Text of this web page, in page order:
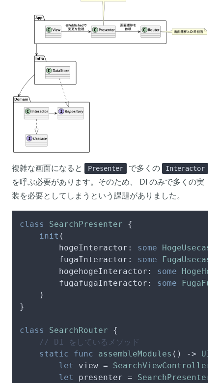
複雑な画面になると Presenter で多くの Interactor
を呼ぶ必要があります。そのため、 DI のみで多くの実
装を必要としてしまうという課題がありました。
class SearchPresenter {
init (
hogeInteractor : some HogeUsecase
fugaInteractor : some FugaUsecase
hogehogeInteractor : some
fugafugaInteractor : some
    )
}
class SearchRouter {
// DI をしているメソッド
static
func assembleModules () ->
let
view = SearchViewController
let
presenter = SearchPresenter